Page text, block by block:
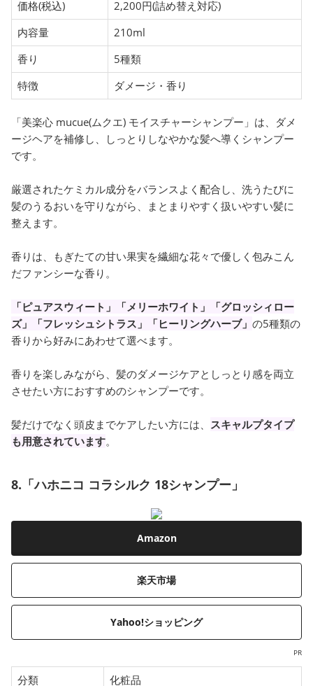
価格(税込)
2,200円(詰め替え対応)
内容量
210ml
香り
5種類
特徴
ダメージ・香り
「美楽心 mucue(ムクエ) モイスチャーシャンプー」は、ダメ
ージヘアを補修し、しっとりしなやかな髪へ導くシャンプー
です。
厳選されたケミカル成分をバランスよく配合し、洗うたびに
髪のうるおいを守りながら、まとまりやすく扱いやすい髪に
整えます。
香りは、もぎたての甘い果実を繊細な花々で優しく包みこん
だファンシーな香り。
「ピュアスウィート」「メリーホワイト」「グロッシィロー
ズ」「フレッシュシトラス」「ヒーリングハーブ」 の5種類の
香りから好みにあわせて選べます。
香りを楽しみながら、髪のダメージケアとしっとり感を両立
させたい方におすすめのシャンプーです。
髪だけでなく頭皮までケアしたい方には、 スキャルプタイプ
も用意されています。
8.「ハホニコ コラシルク 18シャンプー」
Amazon
楽天市場
Yahoo!ショッピング
PR
分類 化粧品